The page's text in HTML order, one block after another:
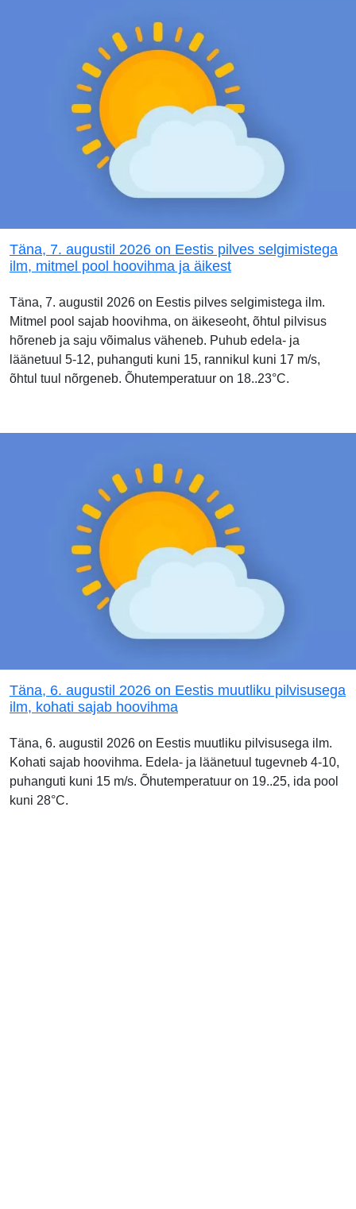
Täna, 7. augustil 2026 on Eestis pilves selgimistega
ilm, mitmel pool hoovihma ja äikest
Täna, 7. augustil 2026 on Eestis pilves selgimistega ilm.
Mitmel pool sajab hoovihma, on äikeseoht, õhtul pilvisus
hõreneb ja saju võimalus väheneb. Puhub edela- ja
läänetuul 5-12, puhanguti kuni 15, rannikul kuni 17 m/s,
õhtul tuul nõrgeneb. Õhutemperatuur on 18..23°C.
Täna, 6. augustil 2026 on Eestis muutliku pilvisusega
ilm, kohati sajab hoovihma
Täna, 6. augustil 2026 on Eestis muutliku pilvisusega ilm.
Kohati sajab hoovihma. Edela- ja läänetuul tugevneb 4-10,
puhanguti kuni 15 m/s. Õhutemperatuur on 19..25, ida pool
kuni 28°C.